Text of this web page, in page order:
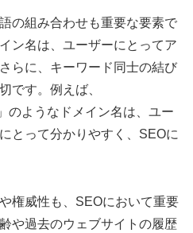
の組み合わせも重要な要素で
ン名は、ユーザーにとってア
らに、キーワード同士の結び
です。例えば、
のようなドメイン名は、ユー
とって分かりやすく、SEOに
権威性も、SEOにおいて重要
や過去のウェブサイトの履歴